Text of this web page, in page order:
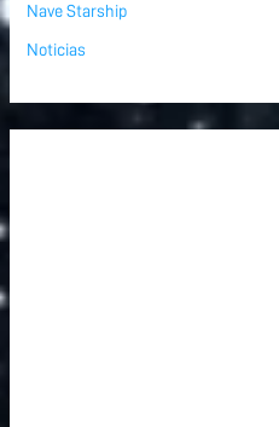
Nave Starship
Noticias